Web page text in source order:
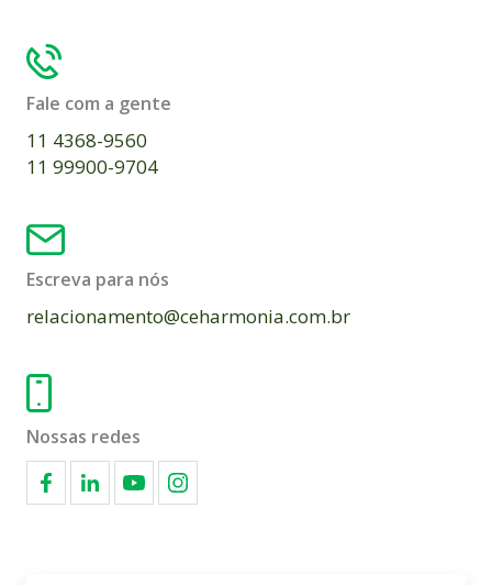
Fale com a gente
11 4368-9560
11 99900-9704
Escreva para nós
relacionamento@ceharmonia.com.br
Nossas redes